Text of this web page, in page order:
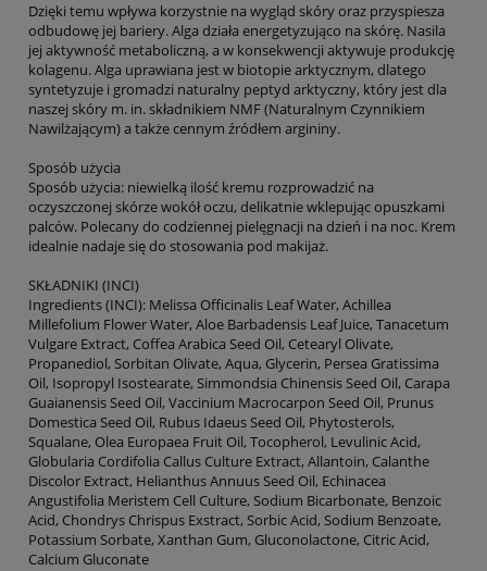
Dzięki temu wpływa korzystnie na wygląd skóry oraz przyspiesza
odbudowę jej bariery. Alga działa energetyzująco na skórę. Nasila
jej aktywność metaboliczną, a w konsekwencji aktywuje produkcję
kolagenu. Alga uprawiana jest w biotopie arktycznym, dlatego
syntetyzuje i gromadzi naturalny peptyd arktyczny, który jest dla
naszej skóry m. in. składnikiem NMF (Naturalnym Czynnikiem
Nawilżającym) a także cennym źródłem argininy.
Sposób użycia
Sposób użycia: niewielką ilość kremu rozprowadzić na
oczyszczonej skórze wokół oczu, delikatnie wklepując opuszkami
palców. Polecany do codziennej pielęgnacji na dzień i na noc. Krem
idealnie nadaje się do stosowania pod makijaż.
SKŁADNIKI (INCI)
Ingredients (INCI): Melissa Officinalis Leaf Water, Achillea
Millefolium Flower Water, Aloe Barbadensis Leaf Juice, Tanacetum
Vulgare Extract, Coffea Arabica Seed Oil, Cetearyl Olivate,
Propanediol, Sorbitan Olivate, Aqua, Glycerin, Persea Gratissima
Oil, Isopropyl Isostearate, Simmondsia Chinensis Seed Oil, Carapa
Guaianensis Seed Oil, Vaccinium Macrocarpon Seed Oil, Prunus
Domestica Seed Oil, Rubus Idaeus Seed Oil, Phytosterols,
Squalane, Olea Europaea Fruit Oil, Tocopherol, Levulinic Acid,
Globularia Cordifolia Callus Culture Extract, Allantoin, Calanthe
Discolor Extract, Helianthus Annuus Seed Oil, Echinacea
Angustifolia Meristem Cell Culture, Sodium Bicarbonate, Benzoic
Acid, Chondrys Chrispus Exstract, Sorbic Acid, Sodium Benzoate,
Potassium Sorbate, Xanthan Gum, Gluconolactone, Citric Acid,
Calcium Gluconate